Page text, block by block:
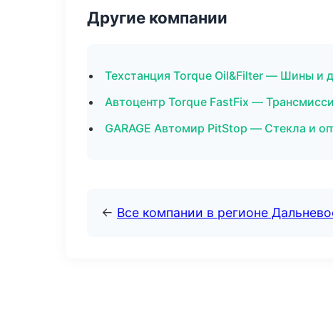
Другие компании
Техстанция Torque Oil&Filter — Шины и
Автоцентр Torque FastFix —
GARAGE Автомир PitStop — Стекла и
← Все компании в регионе